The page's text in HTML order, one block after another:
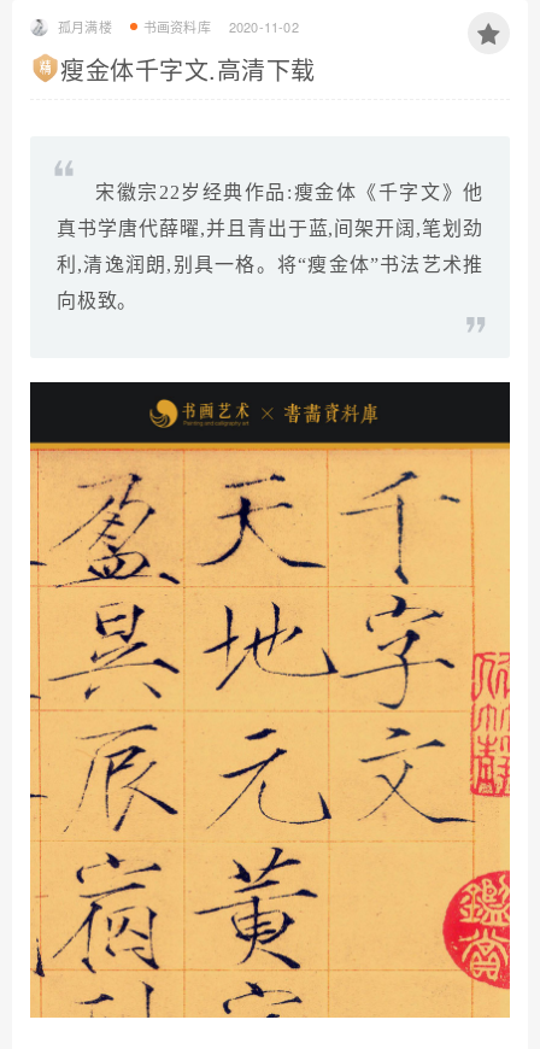
孤月满楼 书画资料库 2020-11-02
瘦金体千字文.高清下载
宋徽宗22岁经典作品:瘦金体《千字文》他
真书学唐代薛曜,并且青出于蓝,间架开阔,笔划劲
利,清逸润朗,别具一格。将“瘦金体”书法艺术推
向极致。